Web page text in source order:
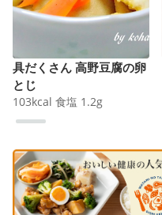
具だくさん 高野豆腐の卵
とじ
103kcal 食塩 1.2g